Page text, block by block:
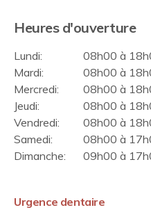
Heures d'ouverture
Lundi:
08h00 à
Mardi:
08h00 à
Mercredi:
08h00 à
Jeudi:
08h00 à
Vendredi:
08h00 à
Samedi:
08h00 à
Dimanche:
09h00 à
Urgence dentaire